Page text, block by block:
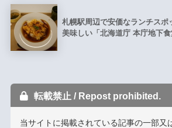
札幌駅周辺で安価なランチスポ
美味しい「北海道庁 本庁地下
転載禁止 / Repost prohibited.
当サイトに掲載されている記事の一部又